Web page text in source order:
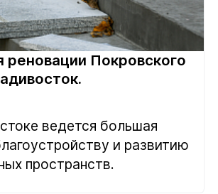
реновации Покровского
ведется большая
и развитию
пространств.